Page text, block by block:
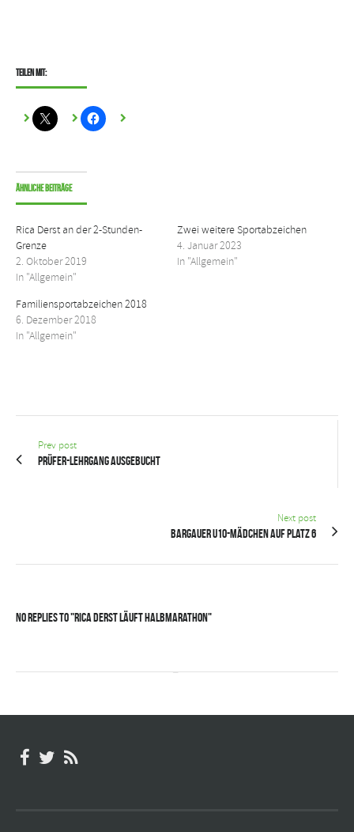
Teilen mit:
Ähnliche Beiträge
Rica Derst an der 2-Stunden-
Grenze
2. Oktober 2019
In "Allgemein"
Zwei weitere Sportabzeichen
4. Januar 2023
In "Allgemein"
Familiensportabzeichen 2018
6. Dezember 2018
In "Allgemein"
Prev post
Prüfer-Lehrgang ausgebucht
Next post
Bargauer U10-Mädchen auf Platz 6
No Replies to "Rica Derst läuft Halbmarathon"